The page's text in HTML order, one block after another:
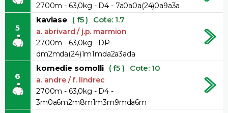
2700m - 63,0kg - D4 - 7a0a0a(24)0a9a3a
5
kaviase ( f5 ) Cote: 1.7
a. abrivard / j.p. marmion
2700m - 63,0kg - DP -
dm2mda(24)1m1mda2a3ada
6
komedie somolli ( f5 ) Cote: 10
a. andre / f. lindrec
2700m - 63,0kg - D4 -
3m0a6m2m8m1m3m9mda6m